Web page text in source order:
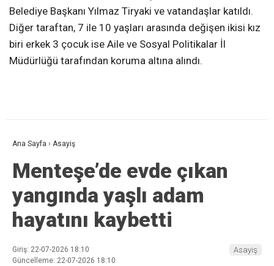
Belediye Başkanı Yılmaz Tiryaki ve vatandaşlar katıldı.
Diğer taraftan, 7 ile 10 yaşları arasında değişen ikisi kız
biri erkek 3 çocuk ise Aile ve Sosyal Politikalar İl
Müdürlüğü tarafından koruma altına alındı.
Ana Sayfa › Asayiş
Menteşe’de evde çıkan
yangında yaşlı adam
hayatını kaybetti
Giriş: 22-07-2026 18:10
Güncelleme: 22-07-2026 18:10
Asayiş